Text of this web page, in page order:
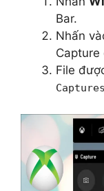
Bar.
Nhấn
File
Captures